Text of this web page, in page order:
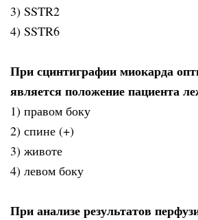
3) SSTR2
4) SSTR6
При сцинтиграфии миокарда
является положение пациента
1) правом боку
2) спине (+)
3) животе
4) левом боку
При анализе результатов